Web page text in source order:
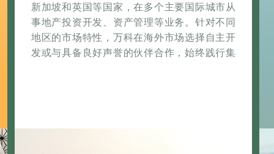
新加坡和英国等国家，在多个主要国际城市从
事地产投资开发、资产管理等业务。针对不同
地区的市场特性，万科在海外市场选择自主开
发或与具备良好声誉的伙伴合作，始终践行集